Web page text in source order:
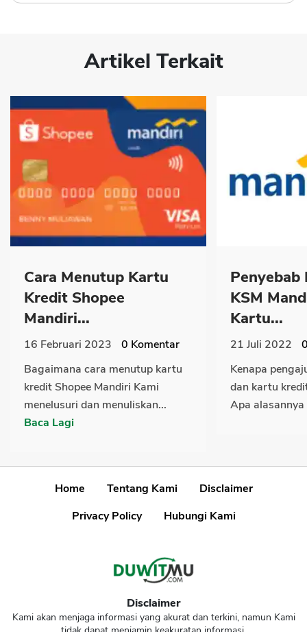
Artikel Terkait
Cara Menutup Kartu
Kredit Shopee
Mandiri...
16 Februari 2023 0 Komentar
Bagaimana cara menutup kartu
kredit Shopee Mandiri Kami
menelusuri dan menuliskan...
Baca Lagi
Penyebab
KSM
Kartu...
21 Juli 2022
Kenapa
dan kartu
Apa
Home Tentang Kami
Disclaimer
Privacy Policy
Hubungi Kami
Disclaimer
Kami akan menjaga informasi yang akurat dan terkini, namun Kami